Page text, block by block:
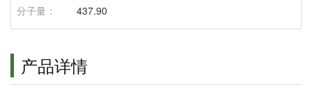
分子量： 437.90
产品详情